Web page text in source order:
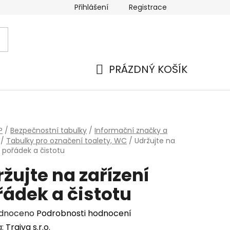
Náhradní plnění Moje objednávka
Přihlášení Registrace
PRÁZDNÝ KOŠÍK
/ Bezpečnostní tabulky / Informační značky a
/ Tabulky pro označení toalety, WC / Udržujte na
pořádek a čistotu
na zařízení
a čistotu
Podrobnosti hodnocení
Traiva s.r.o.